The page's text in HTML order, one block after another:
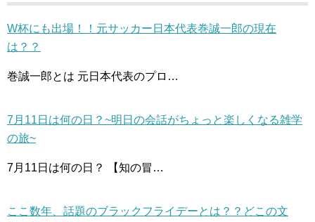
W杯にも出場！！元サッカー日本代表巻誠一郎の現在
は？？
巻誠一郎とは 元日本代表のプロ…
7月11日は何の日？~明日の会話がちょっと楽しくなる雑学
の旅~
7月11日は何の日？ 【知の冒…
ここ数年、話題のブラックフライデーとは？？どこの文